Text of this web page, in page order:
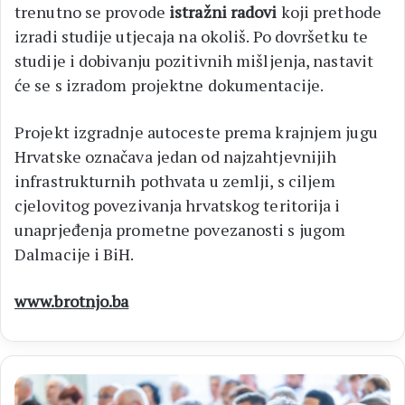
trenutno se provode istražni radovi koji prethode
izradi studije utjecaja na okoliš. Po dovršetku te
studije i dobivanju pozitivnih mišljenja, nastavit
će se s izradom projektne dokumentacije.
Projekt izgradnje autoceste prema krajnjem jugu
Hrvatske označava jedan od najzahtjevnijih
infrastrukturnih pothvata u zemlji, s ciljem
cjelovitog povezivanja hrvatskog teritorija i
unaprjeđenja prometne povezanosti s jugom
Dalmacije i BiH.
www.brotnjo.ba
MEĐUGORJE
Devetnica